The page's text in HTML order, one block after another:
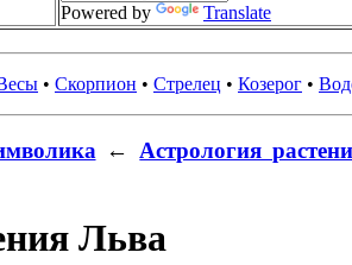
Powered by
Translate
• Скорпион • Стрелец • Козерог •
←Астрология
Льва